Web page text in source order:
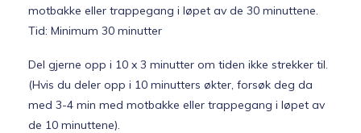
motbakke eller trappegang i løpet av de 30 minuttene.
Tid: Minimum 30 minutter
Del gjerne opp i 10 x 3 minutter om tiden ikke strekker til.
(Hvis du deler opp i 10 minutters økter, forsøk deg da
med 3-4 min med motbakke eller trappegang i løpet av
de 10 minuttene).